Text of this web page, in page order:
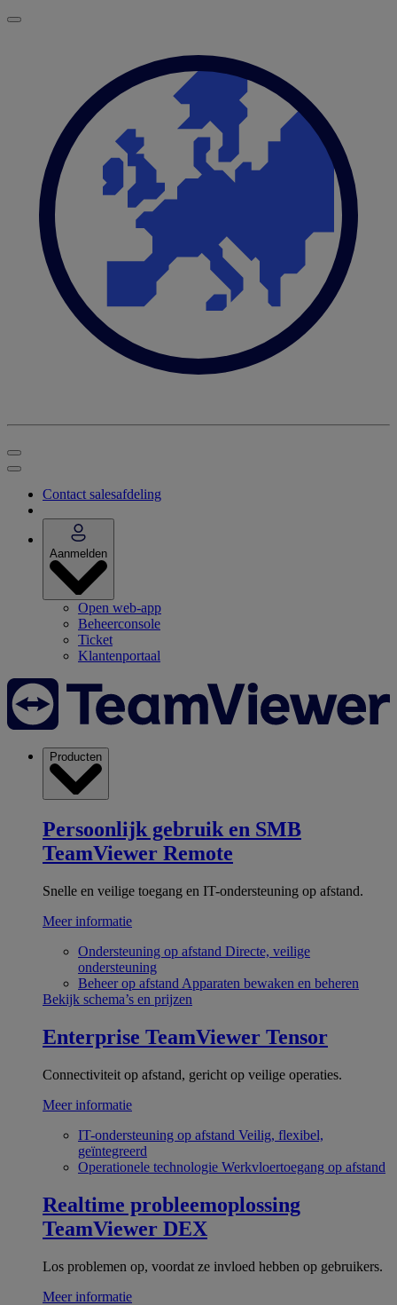
Contact salesafdeling
Aanmelden
Open web-app
Beheerconsole
Ticket
Klantenportaal
Producten
Persoonlijk gebruik en SMB
TeamViewer Remote
Snelle en veilige toegang en IT-ondersteuning op afstand.
Meer informatie
Ondersteuning op afstand Directe, veilige
ondersteuning
Beheer op afstand Apparaten bewaken en beheren
Bekijk schema’s en prijzen
Enterprise TeamViewer Tensor
Connectiviteit op afstand, gericht op veilige operaties.
Meer informatie
IT-ondersteuning op afstand Veilig, flexibel,
geïntegreerd
Operationele technologie Werkvloertoegang op afstand
Realtime probleemoplossing
TeamViewer DEX
Los problemen op, voordat ze invloed hebben op gebruikers.
Meer informatie